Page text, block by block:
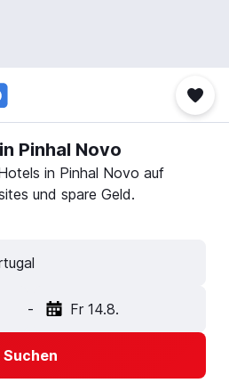
Pinhal Novo
in Pinhal Novo auf
und spare Geld.
- Fr 14.8.
Suchen